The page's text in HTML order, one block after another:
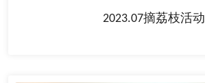
2023.07摘荔枝活动